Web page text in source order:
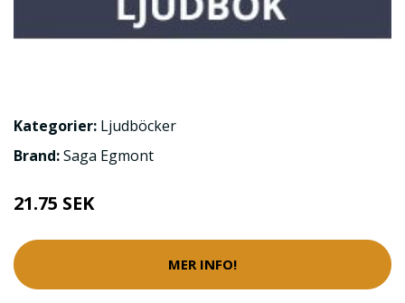
Kategorier: Ljudböcker
Brand:Saga Egmont
21.75 SEK
MER INFO!